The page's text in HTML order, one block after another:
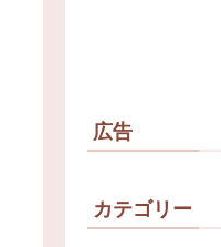
広告
カテゴリー